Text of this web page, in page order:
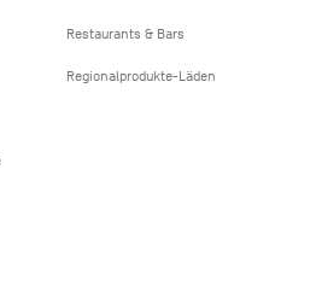
Restaurants & Bars
Regionalprodukte-Läden